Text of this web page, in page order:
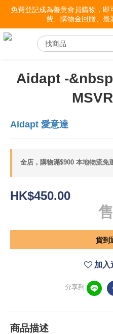
免費登記成為善意會員購物，
費、購物金回贈、最
Aidapt -
Aidapt 愛意達
全店，購物滿$900 本地物流免
HK$450.00
貨到
加入
分享到
商品描述